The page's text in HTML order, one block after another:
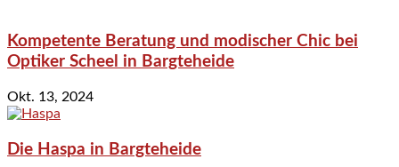
Kompetente Beratung und modischer Chic bei
Optiker Scheel in Bargteheide
Okt. 13, 2024
Die Haspa in Bargteheide